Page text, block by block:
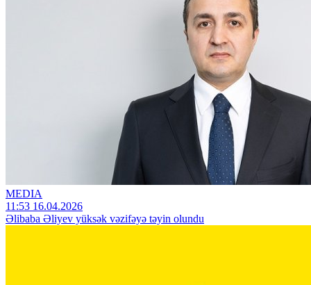
MEDIA
11:53 16.04.2026
Əlibaba Əliyev yüksək vəzifəyə təyin olundu